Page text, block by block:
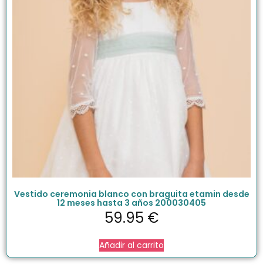
Vestido ceremonia blanco con braguita etamin desde
12 meses hasta 3 años 200030405
59.95 €
Añadir al carrito